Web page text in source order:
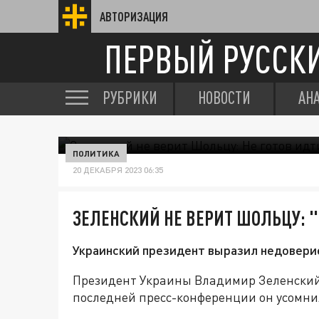
АВТОРИЗАЦИЯ
ПЕРВЫЙ
РУБРИКИ НОВОСТИ
ПОЛИТИКА
20 ДЕКАБРЯ 2023 06:35
ЗЕЛЕНСКИЙ НЕ ВЕРИТ ШОЛЬЦУ:
Украинский президент выразил
Президент Украины Владимир
последней пресс-конференции он